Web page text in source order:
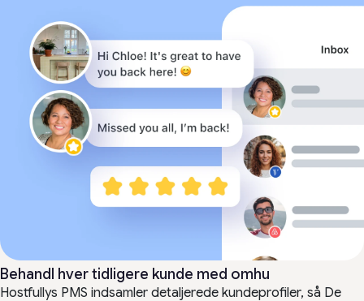
Behandl hver tidligere kunde med omhu
Hostfullys PMS indsamler detaljerede kundeprofiler, så De